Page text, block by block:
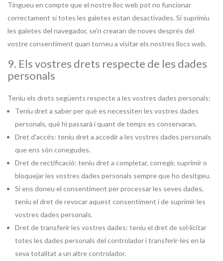
Tingueu en compte que el nostre lloc web pot no funcionar
correctament si totes les galetes estan desactivades. Si suprimiu
les galetes del navegador, se'n crearan de noves després del
vostre consentiment quan torneu a visitar els nostres llocs web.
9. Els vostres drets respecte de les dades
personals
Teniu els drets següents respecte a les vostres dades personals:
Teniu dret a saber per què es necessiten les vostres dades
personals, què hi passarà i quant de temps es conservaran.
Dret d'accés: teniu dret a accedir a les vostres dades personals
que ens són conegudes.
Dret de rectificació: teniu dret a completar, corregir, suprimir o
bloquejar les vostres dades personals sempre que ho desitgeu.
Si ens doneu el consentiment per processar les seves dades,
teniu el dret de revocar aquest consentiment i de suprimir les
vostres dades personals.
Dret de transferir les vostres dades: teniu el dret de sol·licitar
totes les dades personals del controlador i transferir-les en la
seva totalitat a un altre controlador.